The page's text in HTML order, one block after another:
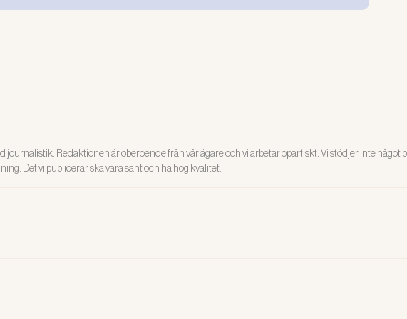
Mälardalens universitet.
journalistik. Redaktionen är oberoende från vår ägare och vi arbetar opartiskt. Vi stödjer inte något
Det vi publicerar ska vara sant och ha hög kvalitet.